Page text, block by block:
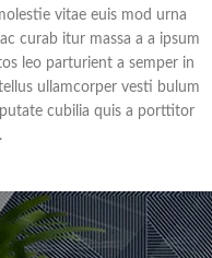
vitae euis mod urna
curab itur massa a a ipsum
leo parturient a semper in
ullamcorper vesti bulum
cubilia quis a porttitor